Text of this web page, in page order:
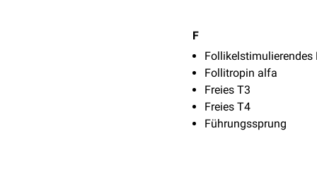
F
Follikelstimulierendes
Follitropin alfa
Freies T3
Freies T4
Führungssprung